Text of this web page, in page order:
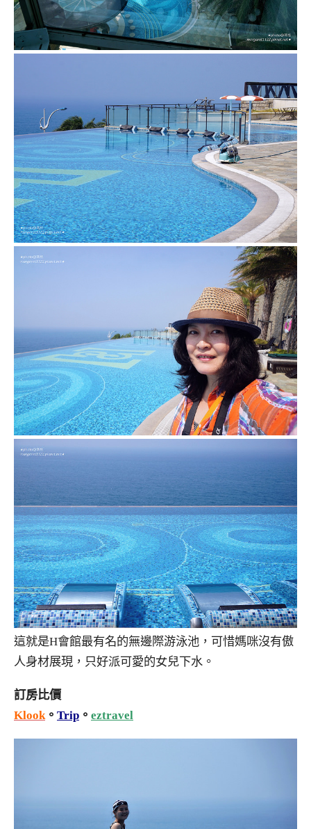
這就是H會館最有名的無邊際游泳池，可惜媽咪沒有傲
人身材展現，只好派可愛的女兒下水。
訂房比價
Klook。 Trip 。 eztravel